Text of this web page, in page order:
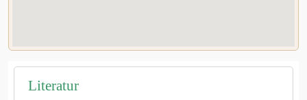
Literatur